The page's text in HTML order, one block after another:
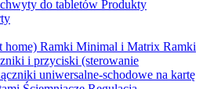
do tabletów Produkty
home) Ramki Minimal i Matrix Ramki
i przyciski (sterowanie
uniwersalne-schodowe na kartę